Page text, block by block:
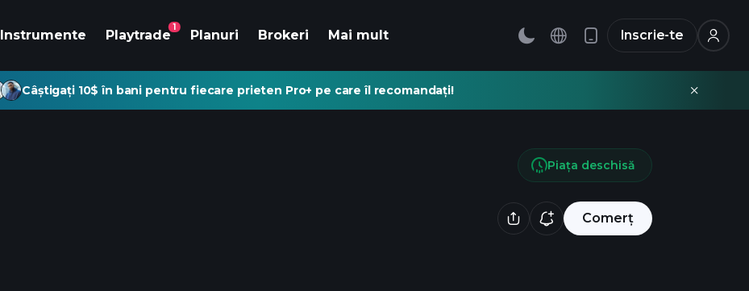
Instrumente Playtrade
1
Planuri Brokeri Mai mult Inscrie-te
Câștigați 10$ în bani pentru fiecare prieten Pro+ pe care îl recomandați!
Comerț
Piața deschisă